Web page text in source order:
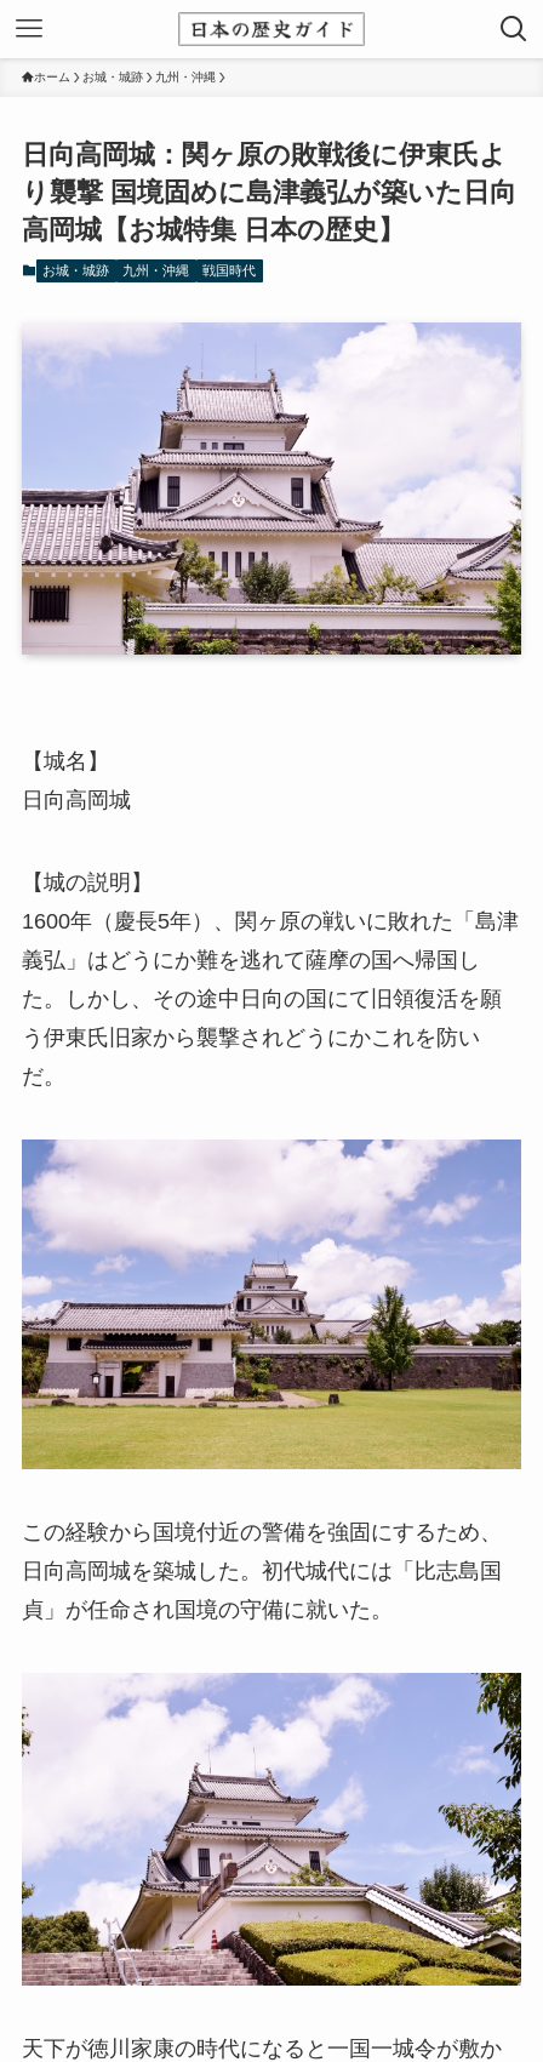
ホーム お城・城跡 九州・沖縄
日向高岡城：関ヶ原の敗戦後に伊東氏よ
り襲撃 国境固めに島津義弘が築いた日向
高岡城【お城特集 日本の歴史】
お城・城跡 九州・沖縄 戦国時代
【城名】
日向高岡城
【城の説明】
1600年（慶長5年）、関ヶ原の戦いに敗れた「島津
義弘」はどうにか難を逃れて薩摩の国へ帰国し
た。しかし、その途中日向の国にて旧領復活を願
う伊東氏旧家から襲撃されどうにかこれを防い
だ。
この経験から国境付近の警備を強固にするため、
日向高岡城を築城した。初代城代には「比志島国
貞」が任命され国境の守備に就いた。
天下が徳川家康の時代になると一国一城令が敷か